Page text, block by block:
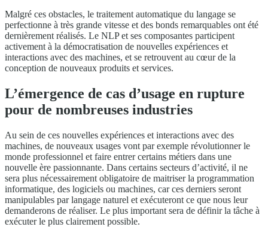
Malgré ces obstacles, le traitement automatique du langage se
perfectionne à très grande vitesse et des bonds remarquables ont été
dernièrement réalisés. Le NLP et ses composantes participent
activement à la démocratisation de nouvelles expériences et
interactions avec des machines, et se retrouvent au cœur de la
conception de nouveaux produits et services.
L’émergence de cas d’usage en rupture
pour de nombreuses industries
Au sein de ces nouvelles expériences et interactions avec des
machines, de nouveaux usages vont par exemple révolutionner le
monde professionnel et faire entrer certains métiers dans une
nouvelle ère passionnante. Dans certains secteurs d’activité, il ne
sera plus nécessairement obligatoire de maitriser la programmation
informatique, des logiciels ou machines, car ces derniers seront
manipulables par langage naturel et exécuteront ce que nous leur
demanderons de réaliser. Le plus important sera de définir la tâche à
exécuter le plus clairement possible.